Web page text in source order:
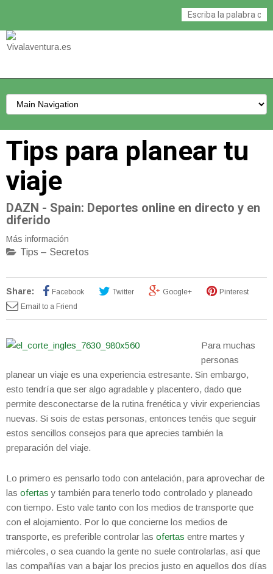
Tips para planear tu
viaje
DAZN - Spain: Deportes online en directo y en
diferido
Más información
Tips – Secretos
Share: Facebook Twitter Google+
Pinterest
Email to a Friend
Para muchas
personas
planear un viaje es una experiencia estresante. Sin embargo,
esto tendría que ser algo agradable y placentero, dado que
permite desconectarse de la rutina frenética y vivir experiencias
nuevas. Si sois de estas personas, entonces tenéis que seguir
estos sencillos consejos para que aprecies también la
preparación del viaje.
Lo primero es pensarlo todo con antelación, para aprovechar de
las ofertas y también para tenerlo todo controlado y planeado
con tiempo. Esto vale tanto con los medios de transporte que
con el alojamiento. Por lo que concierne los medios de
transporte, es preferible controlar las ofertas entre martes y
miércoles, o sea cuando la gente no suele controlarlas, así que
las compañías van a bajar los precios justo en aquellos dos días